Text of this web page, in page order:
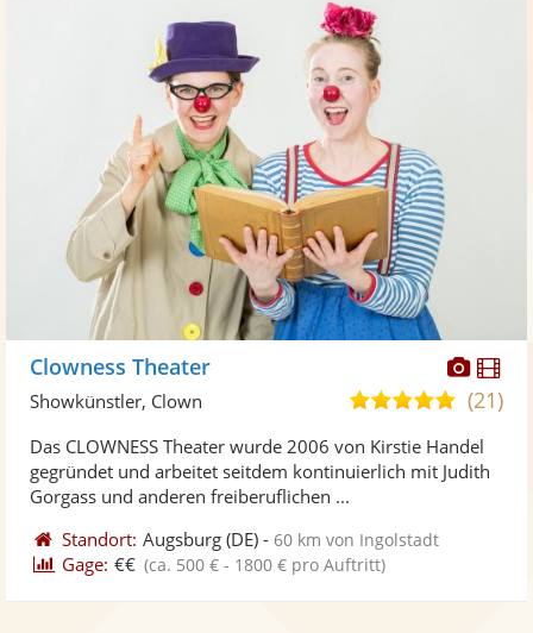
Fotos
Clowness Theater
5,0
5
(21)
Showkünstler, Clown
Das CLOWNESS Theater wurde 2006 von Kirstie Handel
gegründet und arbeitet seitdem kontinuierlich mit Judith
Gorgass und anderen freiberuflichen ...
Standort: Augsburg (DE) -60 km von Ingolstadt
Gage: €€ (ca. 500 € - 1800 € pro Auftritt)